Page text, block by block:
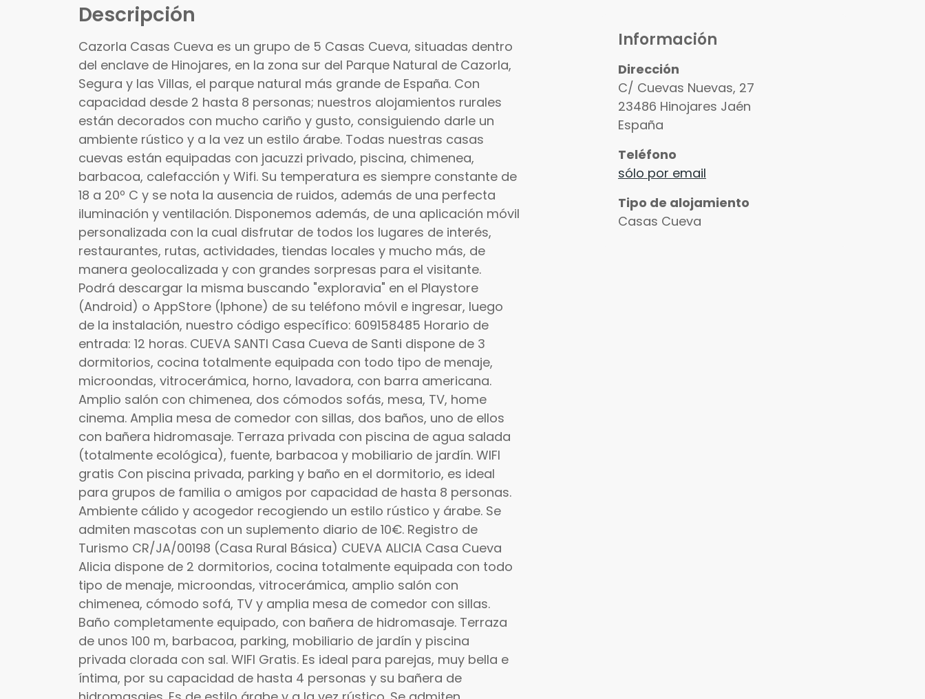
Información
Dirección
C/ Cuevas Nuevas, 27
23486 Hinojares Jaén
España
Teléfono
sólo por email
Tipo de alojamiento
Casas Cueva
Descripción
Cazorla Casas Cueva es un grupo de 5 Casas Cueva, situadas dentro
del enclave de Hinojares, en la zona sur del Parque Natural de Cazorla,
Segura y las Villas, el parque natural más grande de España. Con
capacidad desde 2 hasta 8 personas; nuestros alojamientos rurales
están decorados con mucho cariño y gusto, consiguiendo darle un
ambiente rústico y a la vez un estilo árabe. Todas nuestras casas
cuevas están equipadas con jacuzzi privado, piscina, chimenea,
barbacoa, calefacción y Wifi. Su temperatura es siempre constante de
18 a 20º C y se nota la ausencia de ruidos, además de una perfecta
iluminación y ventilación. Disponemos además, de una aplicación móvil
personalizada con la cual disfrutar de todos los lugares de interés,
restaurantes, rutas, actividades, tiendas locales y mucho más, de
manera geolocalizada y con grandes sorpresas para el visitante.
Podrá descargar la misma buscando "exploravia" en el Playstore
(Android) o AppStore (Iphone) de su teléfono móvil e ingresar, luego
de la instalación, nuestro código específico: 609158485 Horario de
entrada: 12 horas. CUEVA SANTI Casa Cueva de Santi dispone de 3
dormitorios, cocina totalmente equipada con todo tipo de menaje,
microondas, vitrocerámica, horno, lavadora, con barra americana.
Amplio salón con chimenea, dos cómodos sofás, mesa, TV, home
cinema. Amplia mesa de comedor con sillas, dos baños, uno de ellos
con bañera hidromasaje. Terraza privada con piscina de agua salada
(totalmente ecológica), fuente, barbacoa y mobiliario de jardín. WIFI
gratis Con piscina privada, parking y baño en el dormitorio, es ideal
para grupos de familia o amigos por capacidad de hasta 8 personas.
Ambiente cálido y acogedor recogiendo un estilo rústico y árabe. Se
admiten mascotas con un suplemento diario de 10€. Registro de
Turismo CR/JA/00198 (Casa Rural Básica) CUEVA ALICIA Casa Cueva
Alicia dispone de 2 dormitorios, cocina totalmente equipada con todo
tipo de menaje, microondas, vitrocerámica, amplio salón con
chimenea, cómodo sofá, TV y amplia mesa de comedor con sillas.
Baño completamente equipado, con bañera de hidromasaje. Terraza
de unos 100 m, barbacoa, parking, mobiliario de jardín y piscina
privada clorada con sal. WIFI Gratis. Es ideal para parejas, muy bella e
íntima, por su capacidad de hasta 4 personas y su bañera de